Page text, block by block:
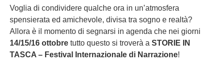
Voglia di condividere qualche ora in un’atmosfera
spensierata ed amichevole, divisa tra sogno e realtà?
Allora è il momento di segnarsi in agenda che nei giorni
14/15/16 ottobre tutto questo si troverà a STORIE IN
TASCA – Festival Internazionale di Narrazione!